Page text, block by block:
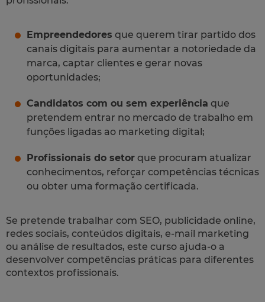
Empreendedores que querem tirar partido dos
canais digitais para aumentar a notoriedade da
marca, captar clientes e gerar novas
oportunidades;
Candidatos com ou sem experiência que
pretendem entrar no mercado de trabalho em
funções ligadas ao marketing digital;
Profissionais do setor que procuram atualizar
conhecimentos, reforçar competências técnicas
ou obter uma formação certificada.
Se pretende trabalhar com SEO, publicidade online,
redes sociais, conteúdos digitais, e-mail marketing
ou análise de resultados, este curso ajuda-o a
desenvolver competências práticas para diferentes
contextos profissionais.